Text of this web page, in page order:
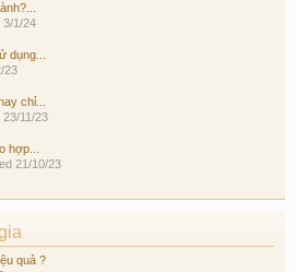
3/1/24
dụng...
23
chỉ...
23/11/23
hợp...
21/10/23
quả ?